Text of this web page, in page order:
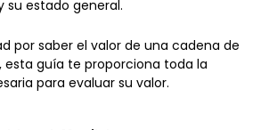
esta guía te proporciona toda la
para evaluar su valor.